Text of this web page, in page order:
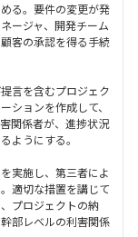
る。要件の変更が発
ージャ、開発チーム
客の承認を得る手続
言を含むプロジェク
ションを作成して、
関係者が、進捗状況
ようにする。
実施し、第三者によ
適切な措置を講じて
プロジェクトの納
部レベルの利害関係